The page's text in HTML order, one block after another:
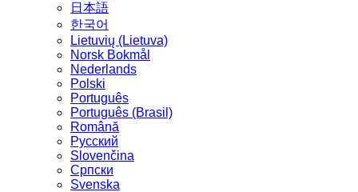
日本語
한국어
Lietuvių (Lietuva)
‪Norsk Bokmål‬
Nederlands
Polski
Português
Português (Brasil)
Română
Русский
Slovenčina
Српски
Svenska